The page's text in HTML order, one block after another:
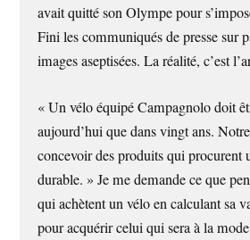
avait quitté son Olympe pour
Fini les communiqués de presse sur
images aseptisées. La réalité, c’est
« Un vélo équipé Campagnolo doit
aujourd’hui que dans vingt ans.
concevoir des produits qui procurent
durable. » Je me demande ce que
qui achètent un vélo en calculant sa
pour acquérir celui qui sera à la